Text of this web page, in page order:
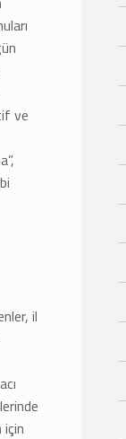
ve
il